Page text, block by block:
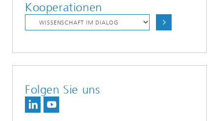
Kooperationen
Folgen Sie uns